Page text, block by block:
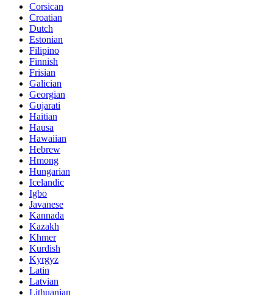
Corsican
Croatian
Dutch
Estonian
Filipino
Finnish
Frisian
Galician
Georgian
Gujarati
Haitian
Hausa
Hawaiian
Hebrew
Hmong
Hungarian
Icelandic
Igbo
Javanese
Kannada
Kazakh
Khmer
Kurdish
Kyrgyz
Latin
Latvian
Lithuanian